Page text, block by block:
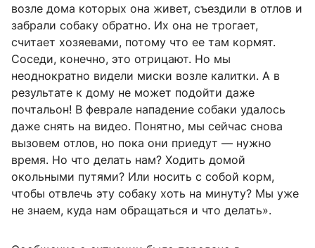
возле дома которых она живет, съездили в отлов и
забрали собаку обратно. Их она не трогает,
считает хозяевами, потому что ее там кормят.
Соседи, конечно, это отрицают. Но мы
неоднократно видели миски возле калитки. А в
результате к дому не может подойти даже
почтальон! В феврале нападение собаки удалось
даже снять на видео. Понятно, мы сейчас снова
вызовем отлов, но пока они приедут — нужно
время. Но что делать нам? Ходить домой
окольными путями? Или носить с собой корм,
чтобы отвлечь эту собаку хоть на минуту? Мы уже
не знаем, куда нам обращаться и что делать».